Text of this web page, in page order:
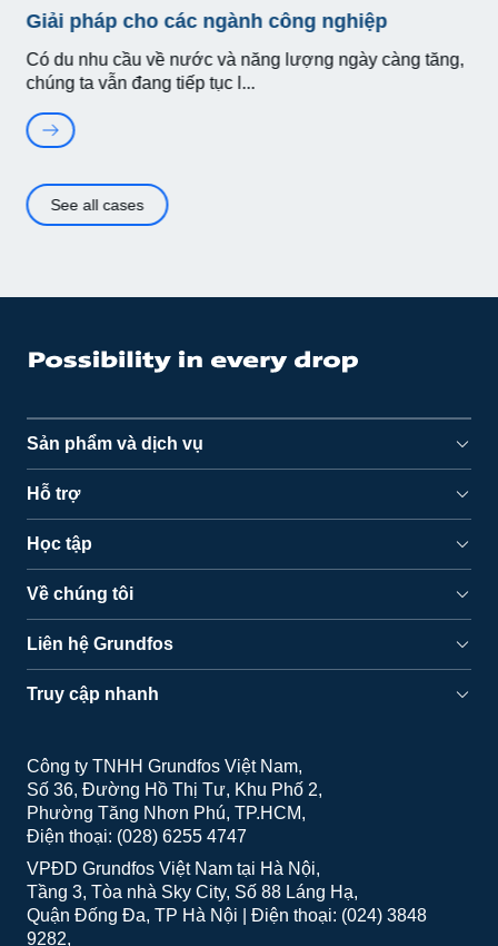
Giải pháp cho các ngành công nghiệp
Có du nhu cầu về nước và năng lượng ngày càng tăng,
chúng ta vẫn đang tiếp tục l
See all cases
Sản phẩm và dịch vụ
Hỗ trợ
Học tập
Về chúng tôi
Liên hệ Grundfos
Truy cập nhanh
Công ty TNHH Grundfos Việt Nam
Số 36, Đường Hồ Thị Tư, Khu Phố 2
Phường Tăng Nhơn Phú, TP.HCM
Điện thoại: (028) 6255 4747
VPĐD Grundfos Việt Nam tại Hà Nội
Tầng 3, Tòa nhà Sky City, Số 88 Láng Hạ
Quận Đống Đa, TP Hà Nội | Điện thoại: (024) 3848
9282